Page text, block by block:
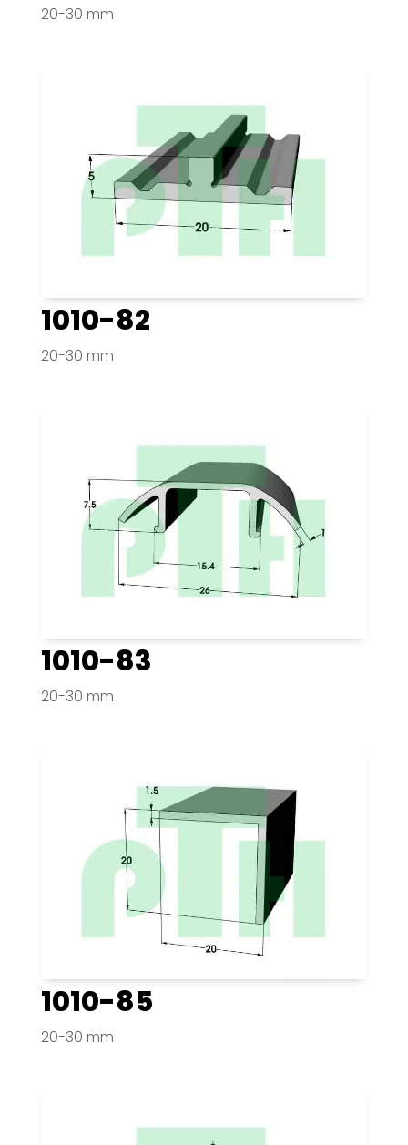
20-30 mm
1010-82
20-30 mm
1010-83
20-30 mm
1010-85
20-30 mm